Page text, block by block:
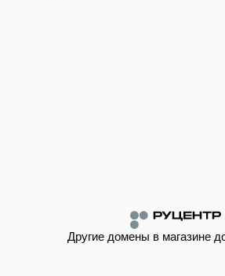
Другие домены в магазине